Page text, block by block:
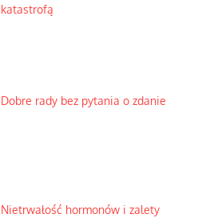
katastrofą
Dobre rady bez pytania o zdanie
Nietrwałość hormonów i zalety